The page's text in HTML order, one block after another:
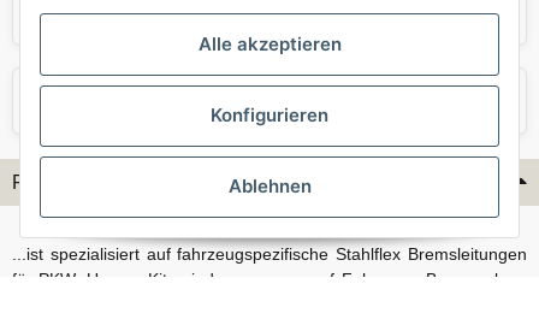
Alle akzeptieren
Konfigurieren
Ablehnen
Skoda Smart
Flex-Hydraulik...
...ist spezialisiert auf fahrzeugspezifische Stahlflex Bremsleitungen
für PKW. Unsere Kits sind passgenau auf Fahrzeug, Bremsanlage